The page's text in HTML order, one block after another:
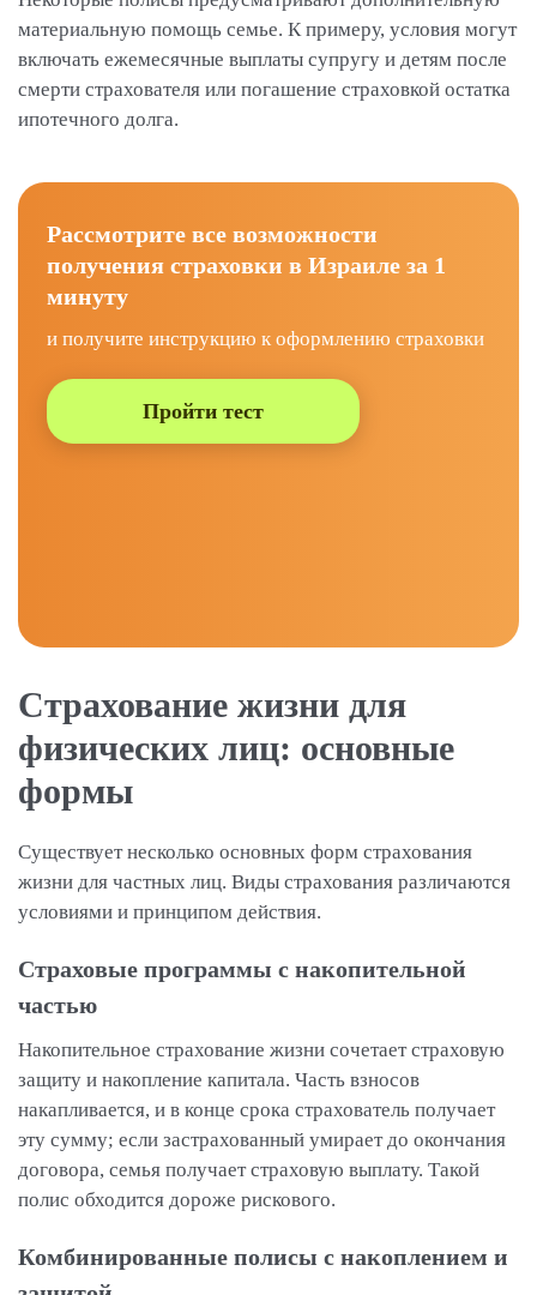
материальную помощь семье. К примеру, условия могут
включать ежемесячные выплаты супругу и детям после
смерти страхователя или погашение страховкой остатка
ипотечного долга.
Рассмотрите все возможности
получения страховки в Израиле за 1
минуту
и получите инструкцию к оформлению страховки
Пройти тест
Страхование жизни для
физических лиц: основные
формы
Существует несколько основных форм страхования
жизни для частных лиц. Виды страхования различаются
условиями и принципом действия.
Страховые программы с накопительной
частью
Накопительное страхование жизни сочетает страховую
защиту и накопление капитала. Часть взносов
накапливается, и в конце срока страхователь получает
эту сумму; если застрахованный умирает до окончания
договора, семья получает страховую выплату. Такой
полис обходится дороже рискового.
Комбинированные полисы с накоплением и